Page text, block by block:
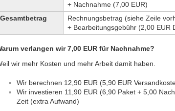
+ Nachnahme (7,00 EUR)
Gesamtbetrag
Rechnungsbetrag (siehe Zeile
+ Bearbeitungsgebühr (2,00 EUR
verlangen wir 7,00 EUR für Nachnahme?
wir mehr Kosten und mehr Arbeit damit haben.
Wir berechnen 12,90 EUR (5,90 EUR
Wir investieren 11,90 EUR (6,90 Paket + 5,00
Zeit (extra Aufwand)